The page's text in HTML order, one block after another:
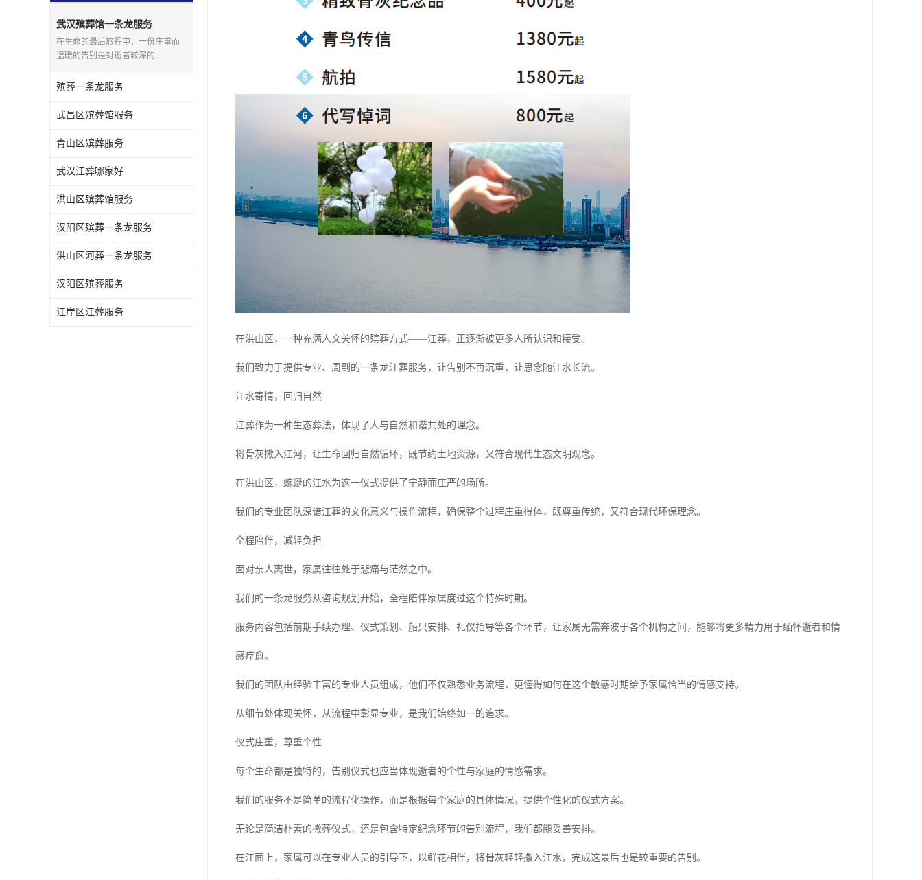
武汉殡葬馆一条龙服务
在生命的最后旅程中，一份庄重而
温暖的告别是对逝者较深的..
殡葬一条龙服务
武昌区殡葬馆服务
青山区殡葬服务
武汉江葬哪家好
洪山区殡葬馆服务
汉阳区殡葬一条龙服务
洪山区河葬一条龙服务
汉阳区殡葬服务
江岸区江葬服务
在洪山区，一种充满人文关怀的殡葬方式——江葬，正逐渐被更多人所认识和接受。
我们致力于提供专业、周到的一条龙江葬服务，让告别不再沉重，让思念随江水长流。
江水寄情，回归自然
江葬作为一种生态葬法，体现了人与自然和谐共处的理念。
将骨灰撒入江河，让生命回归自然循环，既节约土地资源，又符合现代生态文明观念。
在洪山区，蜿蜒的江水为这一仪式提供了宁静而庄严的场所。
我们的专业团队深谙江葬的文化意义与操作流程，确保整个过程庄重得体，既尊重传统，又符合现代环保理念。
全程陪伴，减轻负担
面对亲人离世，家属往往处于悲痛与茫然之中。
我们的一条龙服务从咨询规划开始，全程陪伴家属度过这个特殊时期。
服务内容包括前期手续办理、仪式策划、船只安排、礼仪指导等各个环节，让家属无需奔波于各个机构之间，能够将更多精力用于缅怀逝者和情
感疗愈。
我们的团队由经验丰富的专业人员组成，他们不仅熟悉业务流程，更懂得如何在这个敏感时期给予家属恰当的情感支持。
从细节处体现关怀，从流程中彰显专业，是我们始终如一的追求。
仪式庄重，尊重个性
每个生命都是独特的，告别仪式也应当体现逝者的个性与家庭的情感需求。
我们的服务不是简单的流程化操作，而是根据每个家庭的具体情况，提供个性化的仪式方案。
无论是简洁朴素的撒葬仪式，还是包含特定纪念环节的告别流程，我们都能妥善安排。
在江面上，家属可以在专业人员的引导下，以鲜花相伴，将骨灰轻轻撒入江水，完成这最后也是较重要的告别。